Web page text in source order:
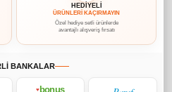
HEDİYELİ
ÜRÜNLERİ KAÇIRMAYIN
Özel hediye setli ürünlerde
avantajlı alışveriş fırsatı
BANKALAR
♥bonus